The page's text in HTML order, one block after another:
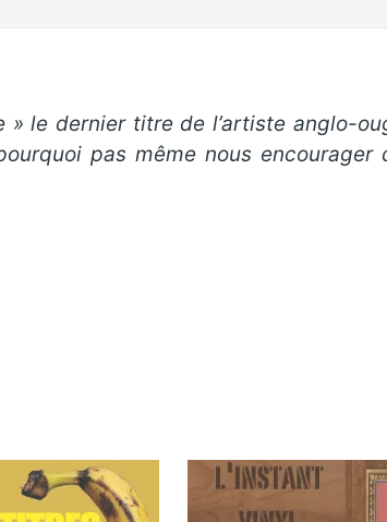
le dernier titre de l’artiste anglo-
pas même nous encourager